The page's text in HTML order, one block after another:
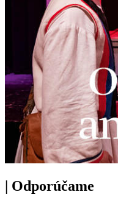
| Odporúčame